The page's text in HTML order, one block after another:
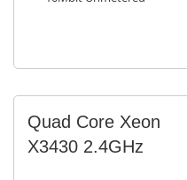
Quad Core Xeon
X3430 2.4GHz